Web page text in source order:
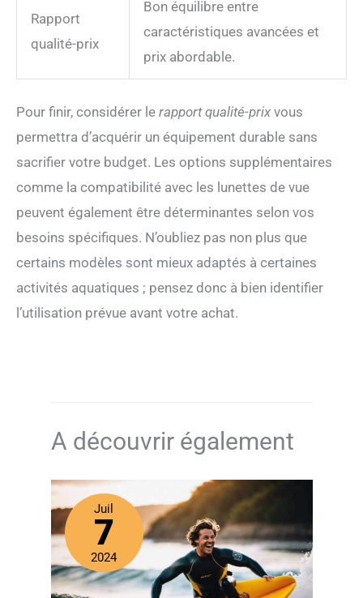
Rapport
qualité-prix
Bon équilibre entre
caractéristiques avancées et
prix abordable.
Pour finir, considérer le rapport qualité-prix vous
permettra d’acquérir un équipement durable sans
sacrifier votre budget. Les options supplémentaires
comme la compatibilité avec les lunettes de vue
peuvent également être déterminantes selon vos
besoins spécifiques. N’oubliez pas non plus que
certains modèles sont mieux adaptés à certaines
activités aquatiques ; pensez donc à bien identifier
l’utilisation prévue avant votre achat.
A découvrir également
Juil
7
2024